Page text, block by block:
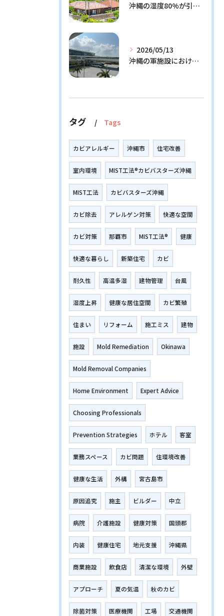
沖縄の湿度80%が引き起こすカビ問題！効果的な対策3選と発生メカニズム解説
2026/05/13
沖縄の軍施設における通信設備に潜む隠れたリスクとその解決策
タグ Tags
カビアレルギー 沖縄市 住宅改善
室内環境 MIST工法®カビバスターズ沖縄
MIST工法 カビバスターズ沖縄
カビ除去 アレルゲン対策 快適な空間
カビ対策 那覇市 MIST工法® 健康
快適な暮らし 新築住宅 カビ
耐久性 高温多湿 建物管理 台風
湿度上昇 健康な居住空間 カビ繁殖
住まい リフォーム 施工ミス 建物
施設 Mold Remediation Okinawa
Mold Removal Companies
Home Environment Expert Advice
Choosing Professionals
Prevention Strategies ホテル 客室
業務スペース カビ問題 住環境改善
健康な生活 外構 宮古島市
原因追究 施主 ビルダー 中立
病院 介護施設 健康対策 国頭郡
内装 健康住宅 地元支援 沖縄県
商業施設 飲食店 清潔な環境 外壁
アプローチ 夏の気温 秋のカビ
除菌対策 医療機関 工場 交通機関